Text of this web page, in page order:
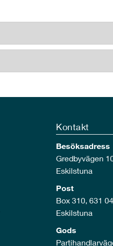
Kontakt
Besöksadress
Gredbyvägen
Eskilstuna
Post
Box 310, 631 04
Eskilstuna
Gods